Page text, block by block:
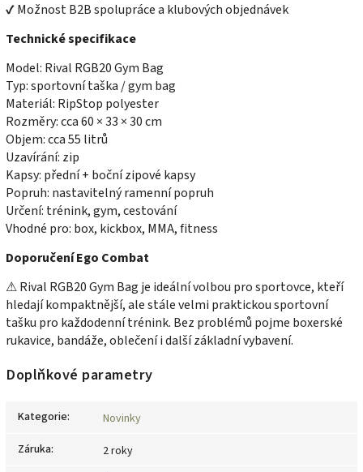
✔ Možnost B2B spolupráce a klubových objednávek
Technické specifikace
Model: Rival RGB20 Gym Bag
Typ: sportovní taška / gym bag
Materiál: RipStop polyester
Rozměry: cca 60 × 33 × 30 cm
Objem: cca 55 litrů
Uzavírání: zip
Kapsy: přední + boční zipové kapsy
Popruh: nastavitelný ramenní popruh
Určení: trénink, gym, cestování
Vhodné pro: box, kickbox, MMA, fitness
Doporučení Ego Combat
⚠ Rival RGB20 Gym Bag je ideální volbou pro sportovce, kteří
hledají kompaktnější, ale stále velmi praktickou sportovní
tašku pro každodenní trénink. Bez problémů pojme boxerské
rukavice, bandáže, oblečení i další základní vybavení.
Doplňkové parametry
Kategorie:
Novinky
Záruka:
2 roky